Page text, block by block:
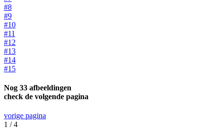
#8
#9
#10
#11
#12
#13
#14
#15
Nog 33 afbeeldingen
check de volgende pagina
vorige pagina
1 / 4